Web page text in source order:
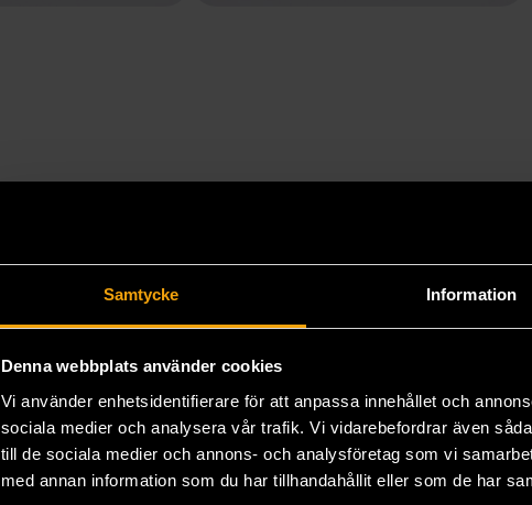
Samtycke Information
Denna webbplats använder cookies
Vi använder enhetsidentifierare för att anpassa innehållet och
sociala medier och analysera vår trafik. Vi vidarebefordrar även
till de sociala medier och annons- och analysföretag som vi
med annan information som du har tillhandahållit eller som de har